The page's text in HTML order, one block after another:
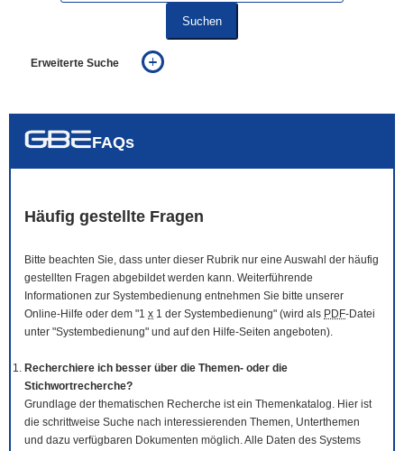
Suchen
Erweiterte Suche
auch in allen Texten suchen (Volltextsuche)
FAQs
Häufig gestellte Fragen
Bitte beachten Sie, dass unter dieser Rubrik nur eine Auswahl der häufig
gestellten Fragen abgebildet werden kann. Weiterführende
Informationen zur Systembedienung entnehmen Sie bitte unserer
Online-Hilfe oder dem "1 x 1 der Systembedienung" (wird als PDF-Datei
unter "Systembedienung" und auf den Hilfe-Seiten angeboten).
Recherchiere ich besser über die Themen- oder die
Stichwortrecherche?
Grundlage der thematischen Recherche ist ein Themenkatalog. Hier ist
die schrittweise Suche nach interessierenden Themen, Unterthemen
und dazu verfügbaren Dokumenten möglich. Alle Daten des Systems